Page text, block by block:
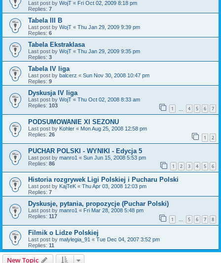
Last post by WojT « Fri Oct 02, 2009 8:18 pm
Replies: 7
Tabela III B
Last post by WojT « Thu Jan 29, 2009 9:39 pm
Replies: 6
Tabela Ekstraklasa
Last post by WojT « Thu Jan 29, 2009 9:35 pm
Replies: 3
Tabela IV liga
Last post by balcerz « Sun Nov 30, 2008 10:47 pm
Replies: 9
Dyskusja IV liga
Last post by WojT « Thu Oct 02, 2008 8:33 am
Replies: 103 1 4 5 6 7
PODSUMOWANIE XI SEZONU
Last post by Kohler « Mon Aug 25, 2008 12:58 pm
Replies: 26 1 2
PUCHAR POLSKI - WYNIKI - Edycja 5
Last post by manro1 « Sun Jun 15, 2008 5:53 pm
Replies: 86 1 2 3 4 5 6
Historia rozgrywek Ligi Polskiej i Pucharu Polski
Last post by KajTeK « Thu Apr 03, 2008 12:03 pm
Replies: 7
Dyskusje, pytania, propozycje (Puchar Polski)
Last post by manro1 « Fri Mar 28, 2008 5:48 pm
Replies: 117 1 … 5 6 7 8
Filmik o Lidze Polskiej
Last post by malylegia_91 « Tue Dec 04, 2007 3:52 pm
Replies: 11
New Topic